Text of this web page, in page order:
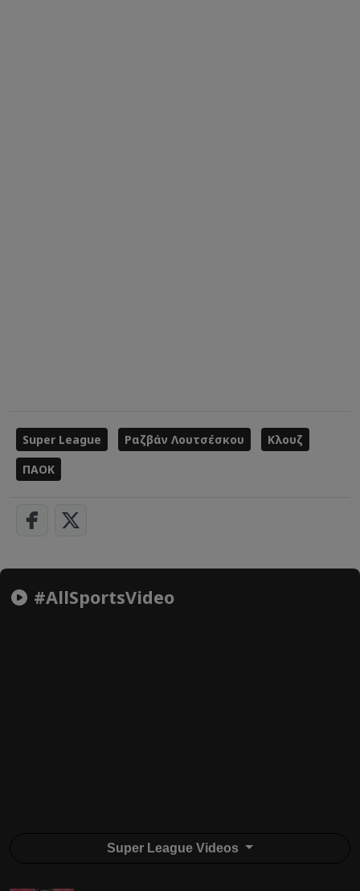
Super League Ραζβάν Λουτσέσκου
Κλουζ
ΠΑΟΚ
#AllSportsVideo
Super League Videos